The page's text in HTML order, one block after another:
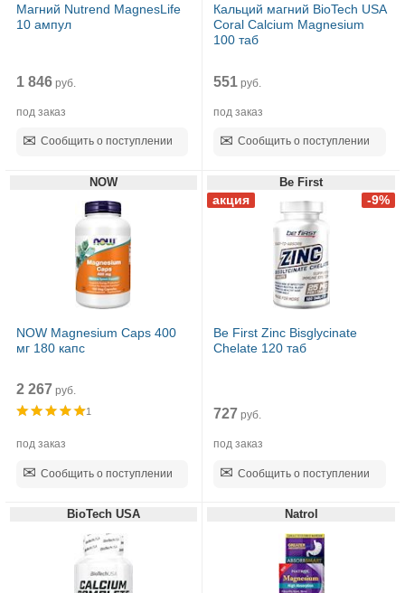
Магний Nutrend MagnesLife
10 ампул
1 846руб.
под заказ
Сообщить о поступлении
Кальций магний BioTech USA
Coral Calcium Magnesium
100 таб
551 руб.
под заказ
Сообщить о поступлении
NOW
NOW Magnesium Caps 400
мг 180 капс
2 267 руб.
1
под заказ
Сообщить о поступлении
Be First
Be First Zinc Bisglycinate
Chelate 120 таб
727 руб.
под заказ
Сообщить о поступлении
BioTech USA Natrol